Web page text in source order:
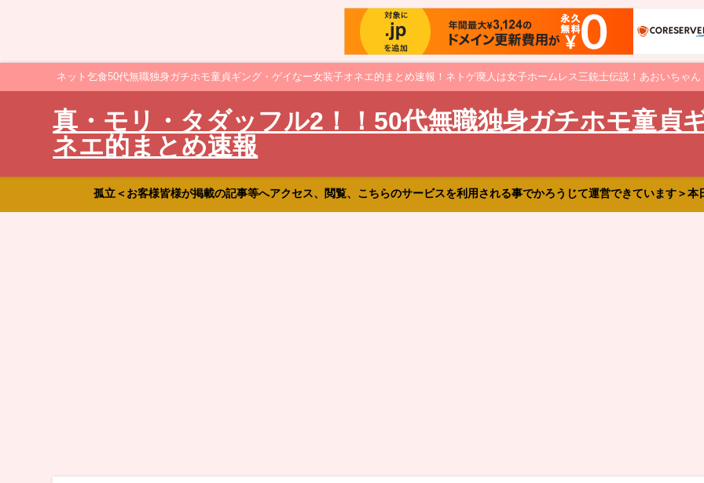
ネット乞食50代無職独身ガチホモ童貞ギング・ゲイなー女装子オネエ的まとめ速報！ネトゲ廃人は女子ホームレス三銃士伝説！あおいちゃ
真・モリ・タダッフル2！！50代無職独身ガチホモ童貞
ネエ的まとめ速報
孤立＜お客様皆様が掲載の記事等へアクセス、閲覧、こちらのサービスを利用される事でかろうじて運営できています＞